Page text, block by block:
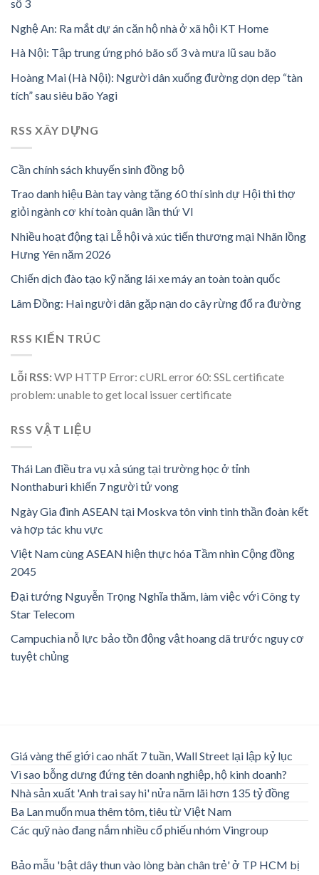
số 3
Nghệ An: Ra mắt dự án căn hộ nhà ở xã hội KT Home
Hà Nội: Tập trung ứng phó bão số 3 và mưa lũ sau bão
Hoàng Mai (Hà Nội): Người dân xuống đường dọn dẹp “tàn
tích” sau siêu bão Yagi
RSS XÂY DỰNG
Cần chính sách khuyến sinh đồng bộ
Trao danh hiệu Bàn tay vàng tặng 60 thí sinh dự Hội thi thợ
giỏi ngành cơ khí toàn quân lần thứ VI
Nhiều hoạt động tại Lễ hội và xúc tiến thương mại Nhãn lồng
Hưng Yên năm 2026
Chiến dịch đào tạo kỹ năng lái xe máy an toàn toàn quốc
Lâm Đồng: Hai người dân gặp nạn do cây rừng đổ ra đường
RSS KIẾN TRÚC
Lỗi RSS:WP HTTP Error: cURL error 60: SSL certificate
problem: unable to get local issuer certificate
RSS VẬT LIỆU
Thái Lan điều tra vụ xả súng tại trường học ở tỉnh
Nonthaburi khiến 7 người tử vong
Ngày Gia đình ASEAN tại Moskva tôn vinh tinh thần đoàn kết
và hợp tác khu vực
Việt Nam cùng ASEAN hiện thực hóa Tầm nhìn Cộng đồng
2045
Đại tướng Nguyễn Trọng Nghĩa thăm, làm việc với Công ty
Star Telecom
Campuchia nỗ lực bảo tồn động vật hoang dã trước nguy cơ
tuyệt chủng
Giá vàng thế giới cao nhất 7 tuần, Wall Street lại lập kỷ lục
Vì sao bỗng dưng đứng tên doanh nghiệp, hộ kinh doanh?
Nhà sản xuất 'Anh trai say hi' nửa năm lãi hơn 135 tỷ đồng
Ba Lan muốn mua thêm tôm, tiêu từ Việt Nam
Các quỹ nào đang nắm nhiều cổ phiếu nhóm Vingroup
Bảo mẫu 'bật dây thun vào lòng bàn chân trẻ' ở TP HCM bị